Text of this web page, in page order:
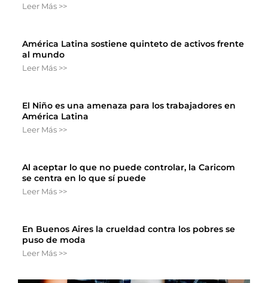
Leer Más >>
América Latina sostiene quinteto de activos frente
al mundo
Leer Más >>
El Niño es una amenaza para los trabajadores en
América Latina
Leer Más >>
Al aceptar lo que no puede controlar, la Caricom
se centra en lo que sí puede
Leer Más >>
En Buenos Aires la crueldad contra los pobres se
puso de moda
Leer Más >>